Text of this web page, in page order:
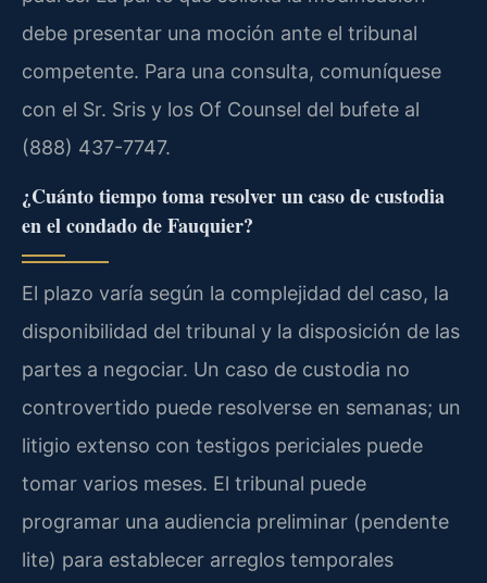
debe presentar una moción ante el tribunal
competente. Para una consulta, comuníquese
con el Sr. Sris y los Of Counsel del bufete al
(888) 437-7747.
¿Cuánto tiempo toma resolver un caso de custodia
en el condado de Fauquier?
El plazo varía según la complejidad del caso, la
disponibilidad del tribunal y la disposición de las
partes a negociar. Un caso de custodia no
controvertido puede resolverse en semanas; un
litigio extenso con testigos periciales puede
tomar varios meses. El tribunal puede
programar una audiencia preliminar (pendente
lite) para establecer arreglos temporales